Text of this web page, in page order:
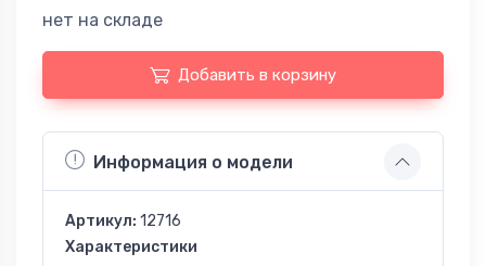
нет на складе
Добавить в корзину
Информация о модели
Артикул: 12716
Характеристики